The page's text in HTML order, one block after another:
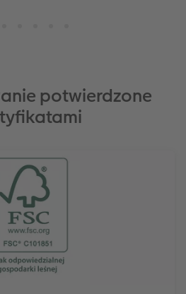
potwierdzone